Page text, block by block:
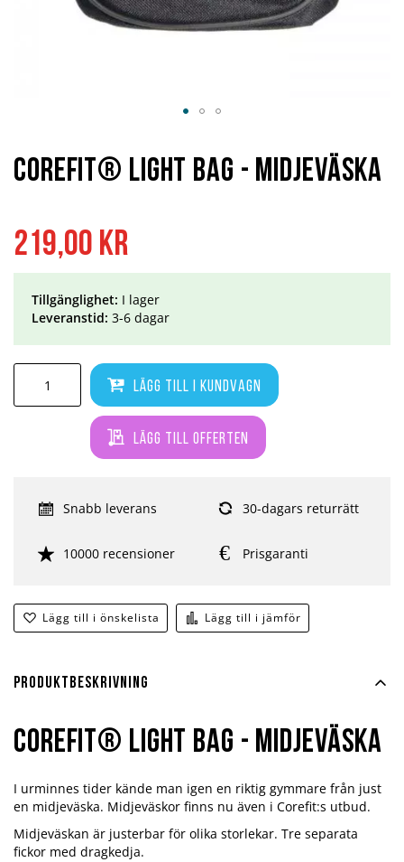
219,00 kr
Lägg till i kundvagn
Lägg till offerten
Lägg till i önskelista Lägg till i jämför
Tillgänglighet: I lager
Leveranstid: 3-6 dagar
Snabb leverans 30-dagars returrätt
10000 recensioner Prisgaranti
Corefit® Light Bag - Midjeväska
början
av
Produktbeskrivning
Corefit® Light Bag - Midjeväska
I urminnes tider kände man igen en riktig gymmare från just
en midjeväska. Midjeväskor finns nu även i Corefit:s utbud.
Midjeväskan är justerbar för olika storlekar. Tre separata
fickor med dragkedja.